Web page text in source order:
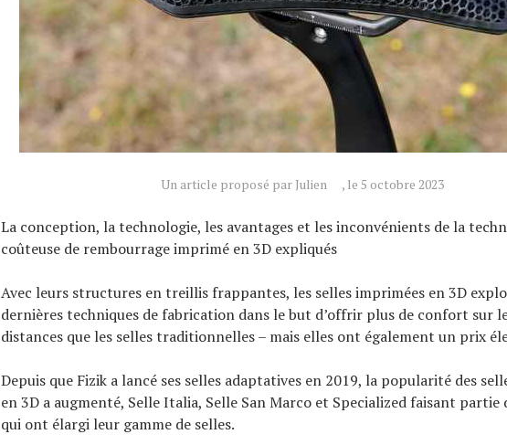
Un article proposé par Julien , le 5 octobre 2023
La conception, la technologie, les avantages et les inconvénients de la
coûteuse de rembourrage imprimé en 3D expliqués
Avec leurs structures en treillis frappantes, les selles imprimées en 3D
dernières techniques de fabrication dans le but d’offrir plus de confort sur
distances que les selles traditionnelles – mais elles ont également un prix
Depuis que Fizik a lancé ses selles adaptatives en 2019, la popularité des
en 3D a augmenté, Selle Italia, Selle San Marco et Specialized faisant partie
qui ont élargi leur gamme de selles.